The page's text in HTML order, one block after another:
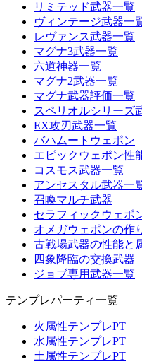
リミテッド武器一覧
ヴィンテージ武器一
レヴァンス武器一覧
マグナ3武器一覧
六道神器一覧
マグナ2武器一覧
マグナ武器評価一覧
スペリオルシリーズ
EX攻刃武器一覧
バハムートウェポン
エピックウェポン性
コスモス武器一覧
アンセスタル武器一
召喚マルチ武器
セラフィックウェポ
オメガウェポンの作
古戦場武器の性能と
四象降臨の交換武器
ジョブ専用武器一覧
テンプレパーティ一覧
火属性テンプレPT
水属性テンプレPT
土属性テンプレPT